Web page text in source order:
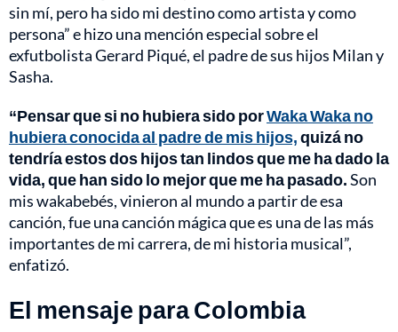
sin mí, pero ha sido mi destino como artista y como
persona” e hizo una mención especial sobre el
exfutbolista Gerard Piqué, el padre de sus hijos Milan y
Sasha.
“Pensar que si no hubiera sido porWaka Waka no
hubiera conocida al padre de mis hijos,quizá no
tendría estos dos hijos tan lindos que me ha dado la
vida, que han sido lo mejor que me ha pasado.Son
mis wakabebés, vinieron al mundo a partir de esa
canción, fue una canción mágica que es una de las más
importantes de mi carrera, de mi historia musical”,
enfatizó.
El mensaje para Colombia